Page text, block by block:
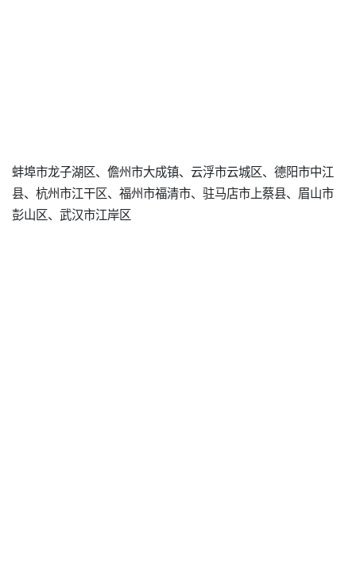
蚌埠市龙子湖区、儋州市大成镇、云浮市云城区、德阳市中江
县、杭州市江干区、福州市福清市、驻马店市上蔡县、眉山市
彭山区、武汉市江岸区